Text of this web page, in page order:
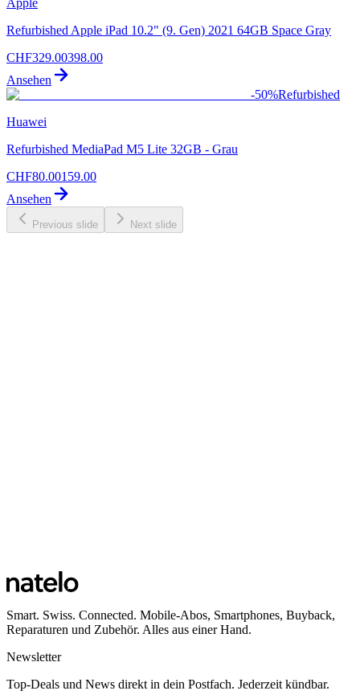
Apple
Refurbished Apple iPad 10.2" (9. Gen) 2021 64GB Space Gray
CHF329.00398.00
Ansehen
-50%Refurbished
Huawei
Refurbished MediaPad M5 Lite 32GB - Grau
CHF80.00159.00
Ansehen
Previous slide Next slide
Smart. Swiss. Connected. Mobile-Abos, Smartphones, Buyback,
Reparaturen und Zubehör. Alles aus einer Hand.
Newsletter
Top-Deals und News direkt in dein Postfach. Jederzeit kündbar.